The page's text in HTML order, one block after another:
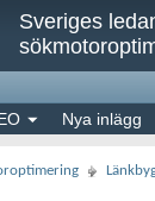
Sveriges
Nya inlägg